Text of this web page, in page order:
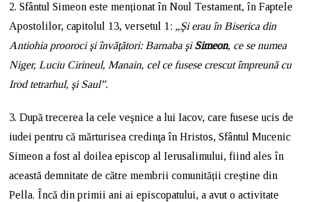
2. Sfântul Simeon este menționat în Noul Testament, în Faptele
Apostolilor, capitolul 13, versetul 1: „Şi erau în Biserica din
Antiohia prooroci şi învăţători: Barnaba şiSimeon, ce se numea
Niger, Luciu Cirineul, Manain, cel ce fusese crescut împreună cu
Irod tetrarhul, şi Saul”.
3. După trecerea la cele veşnice a lui Iacov, care fusese ucis de
iudei pentru că mărturisea credinţa în Hristos, Sfântul Mucenic
Simeon a fost al doilea episcop al Ierusalimului, fiind ales în
această demnitate de către membrii comunității creștine din
Pella. Încă din primii ani ai episcopatului, a avut o activitate